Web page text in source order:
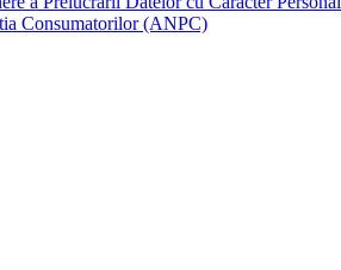
Consumatorilor (ANPC)